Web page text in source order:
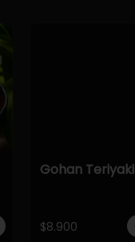
Gohan Teriyaki
$8.900